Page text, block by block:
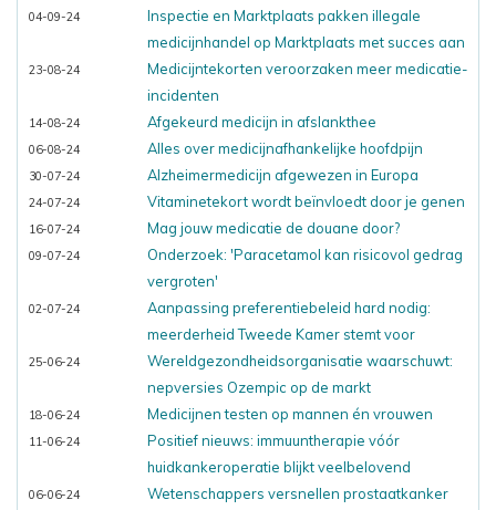
04-09-24
Inspectie en Marktplaats pakken illegale
medicijnhandel op Marktplaats met succes aan
23-08-24
Medicijntekorten veroorzaken meer medicatie-
incidenten
14-08-24 Afgekeurd medicijn in afslankthee
06-08-24 Alles over medicijnafhankelijke hoofdpijn
30-07-24 Alzheimermedicijn afgewezen in Europa
24-07-24 Vitaminetekort wordt beïnvloedt door je genen
16-07-24 Mag jouw medicatie de douane door?
09-07-24
Onderzoek: 'Paracetamol kan risicovol gedrag
vergroten'
02-07-24
Aanpassing preferentiebeleid hard nodig:
meerderheid Tweede Kamer stemt voor
25-06-24
Wereldgezondheidsorganisatie waarschuwt:
nepversies Ozempic op de markt
18-06-24 Medicijnen testen op mannen én vrouwen
11-06-24
Positief nieuws: immuuntherapie vóór
huidkankeroperatie blijkt veelbelovend
06-06-24
Wetenschappers versnellen prostaatkanker